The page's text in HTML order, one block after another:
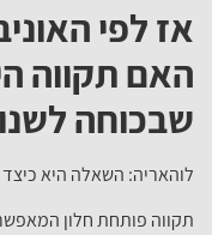
אז לפי
האם תקווה
שבכוחה
לוהאריה: השאלה היא
תקווה פותחת חלון